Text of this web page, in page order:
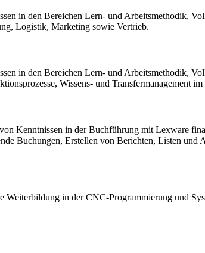
in den Bereichen Lern- und Arbeitsmethodik,
Logistik, Marketing sowie Vertrieb.
in den Bereichen Lern- und Arbeitsmethodik,
Wissens- und Transfermanagement
Kenntnissen in der Buchführung mit Lexware
Buchungen, Erstellen von Berichten, Listen
in der CNC-Programmierung und